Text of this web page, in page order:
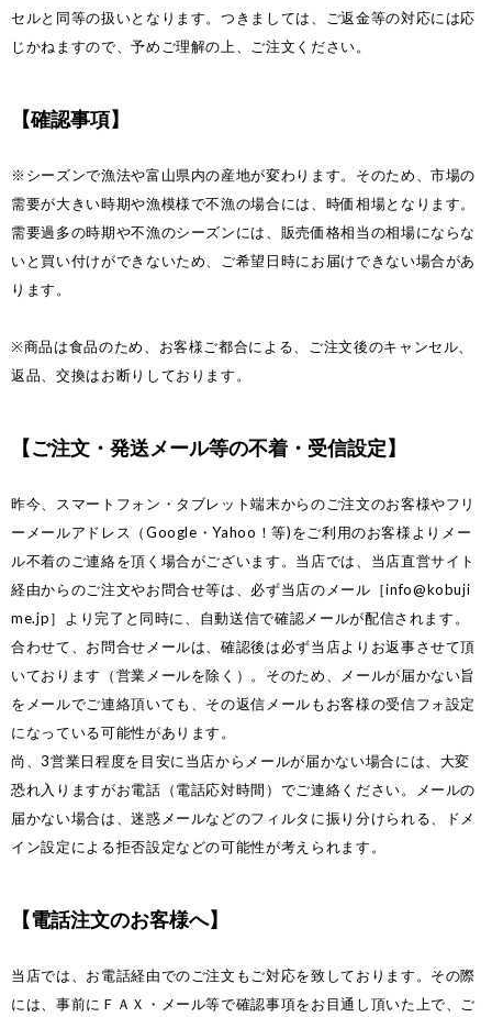
セルと同等の扱いとなります。つきましては、ご返金等の対応には応
じかねますので、予めご理解の上、ご注文ください。
【確認事項】
※シーズンで漁法や富山県内の産地が変わります。そのため、市場の
需要が大きい時期や漁模様で不漁の場合には、時価相場となります。
需要過多の時期や不漁のシーズンには、販売価格相当の相場にならな
いと買い付けができないため、ご希望日時にお届けできない場合があ
ります。
※商品は食品のため、お客様ご都合による、ご注文後のキャンセル、
返品、交換はお断りしております。
【ご注文・発送メール等の不着・受信設定】
昨今、スマートフォン・タブレット端末からのご注文のお客様やフリ
ーメールアドレス（Google・Yahoo！等)をご利用のお客様よりメー
ル不着のご連絡を頂く場合がございます。当店では、当店直営サイト
経由からのご注文やお問合せ等は、必ず当店のメール［info@kobuji
me.jp］より完了と同時に、自動送信で確認メールが配信されます。
合わせて、お問合せメールは、確認後は必ず当店よりお返事させて頂
いております（営業メールを除く）。そのため、メールが届かない旨
をメールでご連絡頂いても、その返信メールもお客様の受信フォ設定
になっている可能性があります。
尚、3営業日程度を目安に当店からメールが届かない場合には、大変
恐れ入りますがお電話（電話応対時間）でご連絡ください。メールの
届かない場合は、迷惑メールなどのフィルタに振り分けられる、ドメ
イン設定による拒否設定などの可能性が考えられます。
【電話注文のお客様へ】
当店では、お電話経由でのご注文もご対応を致しております。その際
には、事前にＦＡＸ・メール等で確認事項をお目通し頂いた上で、ご